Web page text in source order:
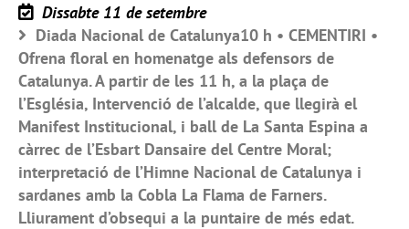
Dissabte 11 de setembre
Diada Nacional de Catalunya10 h • CEMENTIRI •
Ofrena floral en homenatge als defensors de
Catalunya. A partir de les 11 h, a la plaça de
l’Església, Intervenció de l’alcalde, que llegirà el
Manifest Institucional, i ball de La Santa Espina a
càrrec de l’Esbart Dansaire del Centre Moral;
interpretació de l’Himne Nacional de Catalunya i
sardanes amb la Cobla La Flama de Farners.
Lliurament d’obsequi a la puntaire de més edat.